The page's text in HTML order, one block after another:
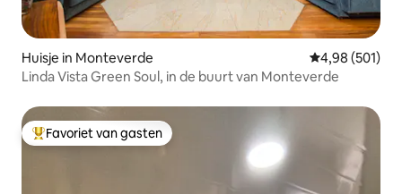
Huisje in Monteverde Gemiddelde
4,98 (501)
Linda Vista Green Soul, in de buurt van Monteverde
Topfavoriet van gasten
Favoriet van gasten